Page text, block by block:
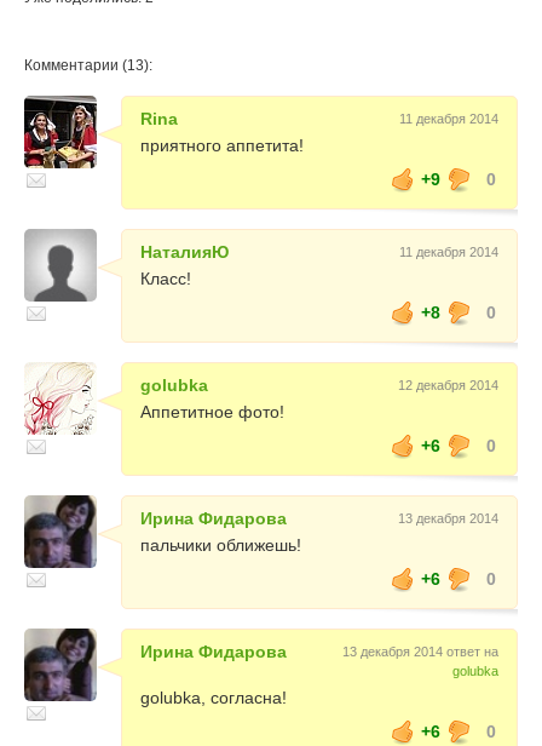
Комментарии (13):
Rina 11 декабря 2014
приятного аппетита!
+9
0
НаталияЮ 11 декабря 2014
Класс!
+8
0
golubka 12 декабря 2014
Аппетитное фото!
+6
0
Ирина Фидарова 13 декабря 2014
пальчики оближешь!
+6
0
Ирина Фидарова
13 декабря 2014 ответ на
golubka
golubka, согласна!
+6
0